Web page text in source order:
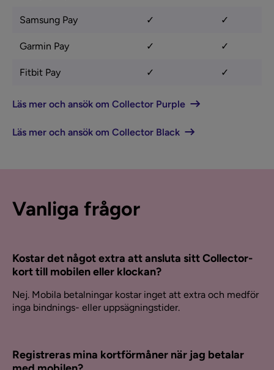
Samsung Pay ✓ ✓
Garmin Pay ✓ ✓
Fitbit Pay ✓ ✓
Läs mer och ansök om Collector Purple
Läs mer och ansök om Collector Black
Vanliga frågor
Kostar det något extra att ansluta sitt Collector-
kort till mobilen eller klockan?
Nej. Mobila betalningar kostar inget att extra och medför
inga bindnings- eller uppsägningstider.
Registreras mina kortförmåner när jag betalar